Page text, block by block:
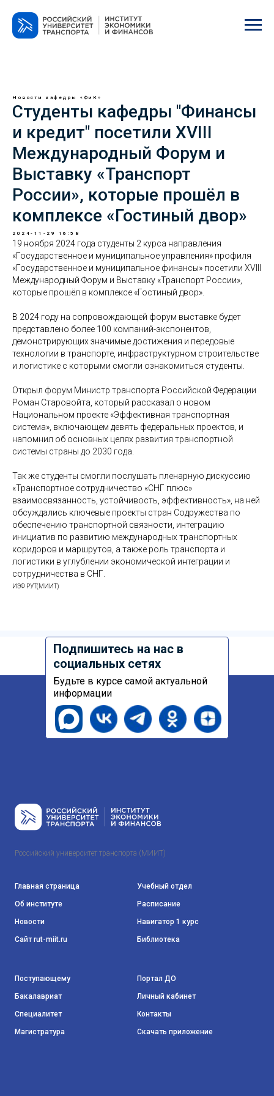
Новости кафедры «ФиК»
Студенты кафедры "Финансы
и кредит" посетили XVIII
Международный Форум и
Выставку «Транспорт
России», которые прошёл в
комплексе «Гостиный двор»
2024-11-29 16:58
19 ноября 2024 года студенты 2 курса направления
«Государственное и муниципальное управления» профиля
«Государственное и муниципальное финансы» посетили XVIII
Международный Форум и Выставку «Транспорт России»,
которые прошёл в комплексе «Гостиный двор».
В 2024 году на сопровождающей форум выставке будет
представлено более 100 компаний-экспонентов,
демонстрирующих значимые достижения и передовые
технологии в транспорте, инфраструктурном строительстве
и логистике с которыми смогли ознакомиться студенты.
Открыл форум Министр транспорта Российской Федерации
Роман Старовойта, который рассказал о новом
Национальном проекте «Эффективная транспортная
система», включающем девять федеральных проектов, и
напомнил об основных целях развития транспортной
системы страны до 2030 года.
Так же студенты смогли послушать пленарную дискуссию
«Транспортное сотрудничество «СНГ плюс»
взаимосвязанность, устойчивость, эффективность», на ней
обсуждались ключевые проекты стран Содружества по
обеспечению транспортной связности, интеграцию
инициатив по развитию международных транспортных
коридоров и маршрутов, а также роль транспорта и
логистики в углублении экономической интеграции и
сотрудничества в СНГ.
ИЭФ РУТ(МИИТ)
Подпишитесь на нас в
социальных сетях
Будьте в курсе самой актуальной
информации
Российский университет транспорта (МИИТ)
Главная страница
Об институте
Новости
Сайт rut-miit.ru
Учебный отдел
Расписание
Навигатор 1 курс
Библиотека
Поступающему
Бакалавриат
Специалитет
Магистратура
Портал ДО
Личный кабинет
Контакты
Скачать приложение